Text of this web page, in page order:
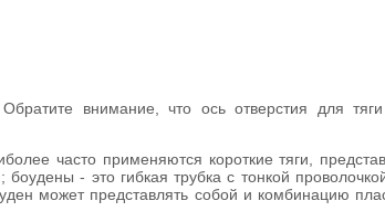
внимание, что ось отверстия для
часто применяются короткие тяги,
- это гибкая трубка с тонкой
может представлять собой и комбинацию